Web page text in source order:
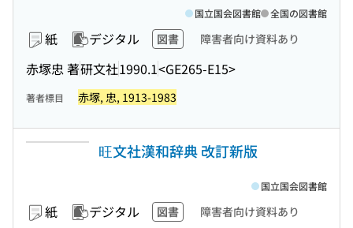
紙 デジタル 図書 障害者向け資料あり
赤塚忠 著研文社1990.1<GE265-E15>
国立国会図書館 全国の図書館
著者標目 赤塚, 忠, 1913-1983
旺文社漢和辞典 改訂新版
紙 デジタル 図書 障害者向け資料あり
国立国会図書館